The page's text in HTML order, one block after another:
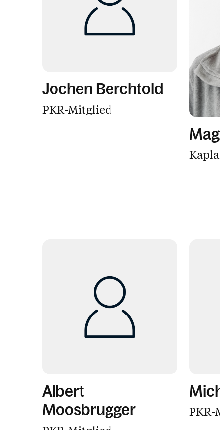
Jochen Berchtold
PKR-Mitglied
Albert
Moosbrugger